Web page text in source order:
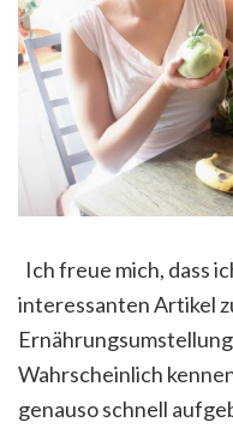
Ich freue mich, dass
interessanten Artikel
Wahrscheinlich
genauso schnell